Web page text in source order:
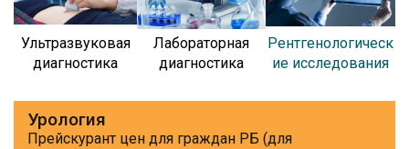
Ультразвуковая
диагностика
Лабораторная
диагностика
Рентгенологическ
ие исследования
Урология
Прейскурант цен для граждан РБ (для